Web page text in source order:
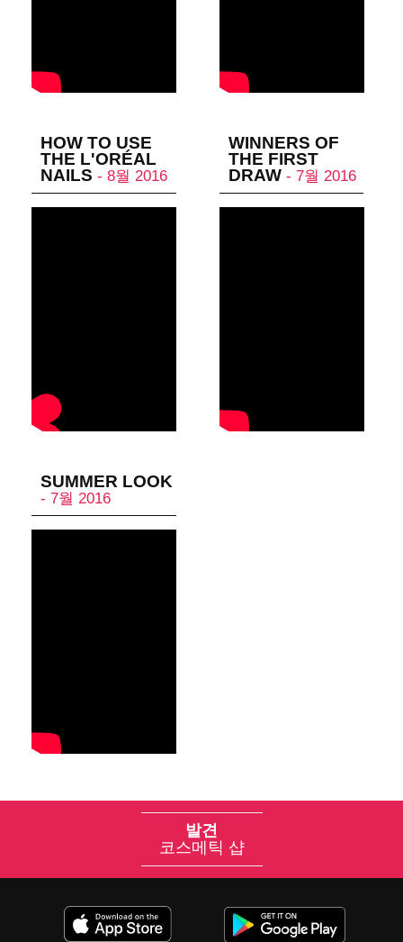
HOW TO USE
THE L'ORÉAL
NAILS - 8월 2016
WINNERS OF
THE FIRST
DRAW - 7월 2016
SUMMER LOOK
- 7월 2016
발견
코스메틱 샵